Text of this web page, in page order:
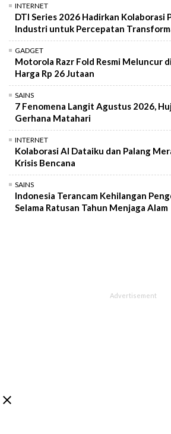
INTERNET
DTI Series 2026 Hadirkan Kolaborasi
Industri untuk Percepatan
GADGET
Motorola Razr Fold Resmi Meluncur
Harga Rp 26 Jutaan
SAINS
7 Fenomena Langit Agustus 2026,
Gerhana Matahari
INTERNET
Kolaborasi AI Dataiku dan Palang
Krisis Bencana
SAINS
Indonesia Terancam Kehilangan
Selama Ratusan Tahun Menjaga Alam
